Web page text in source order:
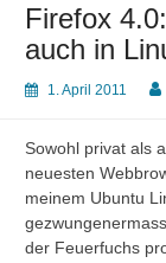
Firefox
auch in
1. April 2011
Sowohl privat als
neuesten
meinem Ubuntu
der Feuerfuchs